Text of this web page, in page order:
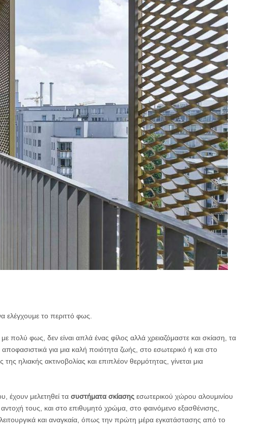
ελέγχουμε το περιττό φως.
πολύ φως, δεν είναι απλά ένας φίλος αλλά χρειαζόμαστε και σκίαση, τα
για μια καλή ποιότητα ζωής, στο εσωτερικό ή και στο
ηλιακής ακτινοβολίας και επιπλέον θερμότητας, γίνεται μια
έχουν μελετηθεί τα συστήματα σκίασης εσωτερικού χώρου αλουμινίου
τους, και στο επιθυμητό χρώμα, στο φαινόμενο εξασθένισης,
και αναγκαία, όπως την πρώτη μέρα εγκατάστασης από το